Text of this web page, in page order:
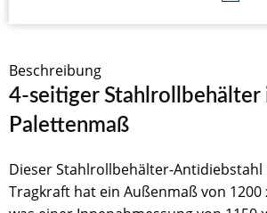
Beschreibung
4-seitiger Stahlrollbehälter
Palettenmaß
Dieser Stahlrollbehälter-Antidiebstahl
Tragkraft hat ein Außenmaß von 1200